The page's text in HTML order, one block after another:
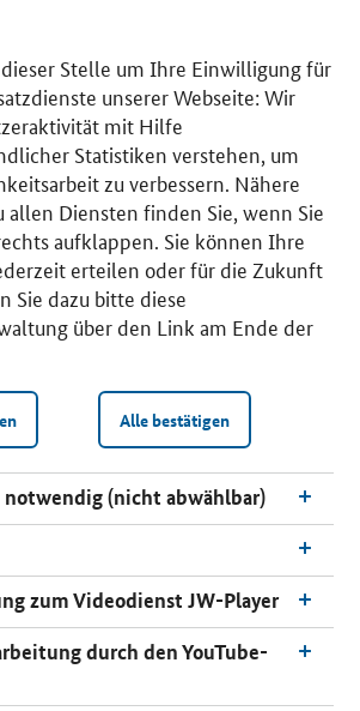
Stelle um Ihre Einwilligung für
unserer Webseite: Wir
mit Hilfe
Statistiken verstehen, um
zu verbessern. Nähere
Diensten finden Sie, wenn Sie
aufklappen. Sie können Ihre
erteilen oder für die Zukunft
Sie dazu bitte diese
über den Link am Ende der
Alle bestätigen
notwendig (nicht abwählbar)
zum Videodienst JW-Player
durch den YouTube-